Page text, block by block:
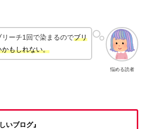
悩める読者
ーチ1回で染まるのでブリ
もしれない。
いブログ』